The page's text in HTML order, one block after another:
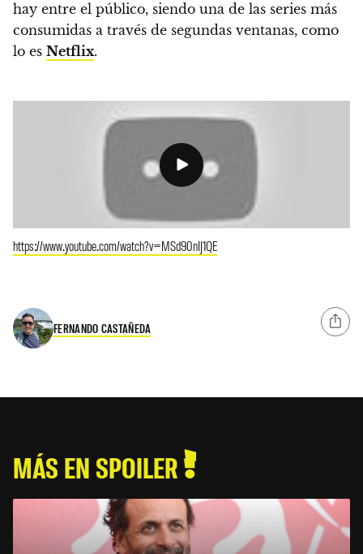
hay entre el público, siendo una de las series más
consumidas a través de segundas ventanas, como
lo es Netflix.
https://www.youtube.com/watch?v=MSd90nIJ1QE
FERNANDO CASTAÑEDA
MÁS EN SPOILER